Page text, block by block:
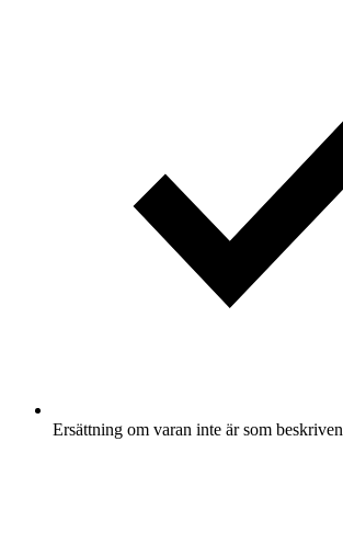
Ersättning om varan inte är som beskriven